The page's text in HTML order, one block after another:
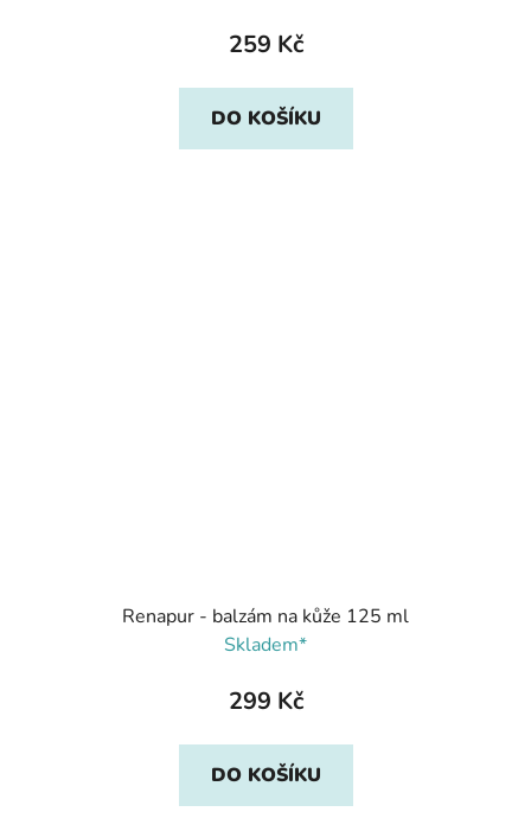
259 Kč
DO KOŠÍKU
Renapur - balzám na kůže 125 ml
Skladem*
299 Kč
DO KOŠÍKU